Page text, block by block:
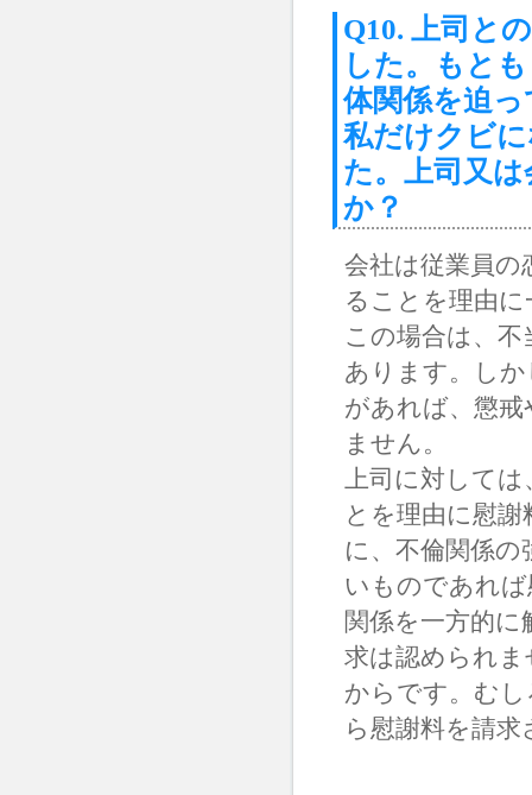
Q10. 上司と
した。もと
体関係を迫
私だけクビ
た。上司又
か？
会社は従業員の
ることを理由
この場合は、
あります。し
があれば、懲
ません。
上司に対しては
とを理由に慰
に、不倫関係
いものであれ
関係を一方的
求は認められ
からです。む
ら慰謝料を請